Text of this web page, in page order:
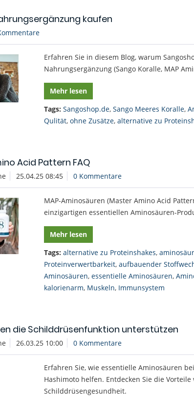
kaufen
Erfahren Sie in diesem Blog, warum
Nahrungsergänzung (Sango Koralle, MAP
Mehr lesen
Tags: Sangoshop.de, Sango Meeres Koralle,
Qulität, ohne Zusätze, alternative zu
Acid Pattern FAQ
25.04.25 08:45 0 Kommentare
MAP-Aminosäuren (Master Amino Acid
einzigartigen essentiellen Aminosäuren-
Mehr lesen
Tags: alternative zu Proteinshakes,
Proteinverwertbarkeit, aufbauender
Aminosäuren, essentielle Aminosäuren,
kalorienarm, Muskeln, Immunsystem
die Schilddrüsenfunktion unterstützen
26.03.25 10:00 0 Kommentare
Erfahren Sie, wie essentielle Aminosäuren
Hashimoto helfen. Entdecken Sie die
Schilddrüsengesundheit.